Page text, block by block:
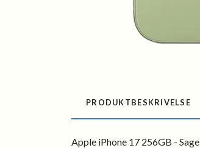
PRODUKTBESKRIVELSE
Apple iPhone 17 256GB - Sage